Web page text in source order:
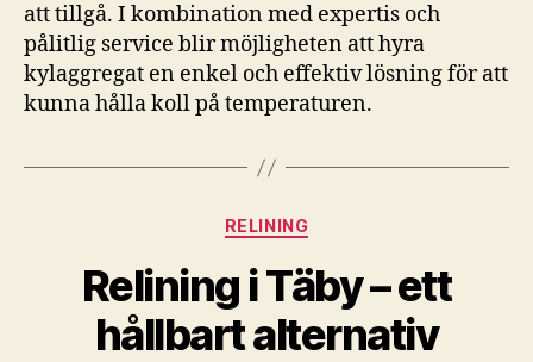
att tillgå. I kombination med expertis och
pålitlig service blir möjligheten att hyra
kylaggregat en enkel och effektiv lösning för att
kunna hålla koll på temperaturen.
Kategorier
RELINING
Relining i Täby – ett
hållbart alternativ